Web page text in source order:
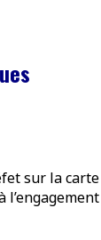
sur la